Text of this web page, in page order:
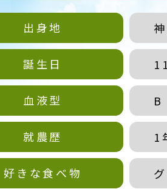
出身地
誕生日
血液型 B
就農歴 1
好きな食べ物